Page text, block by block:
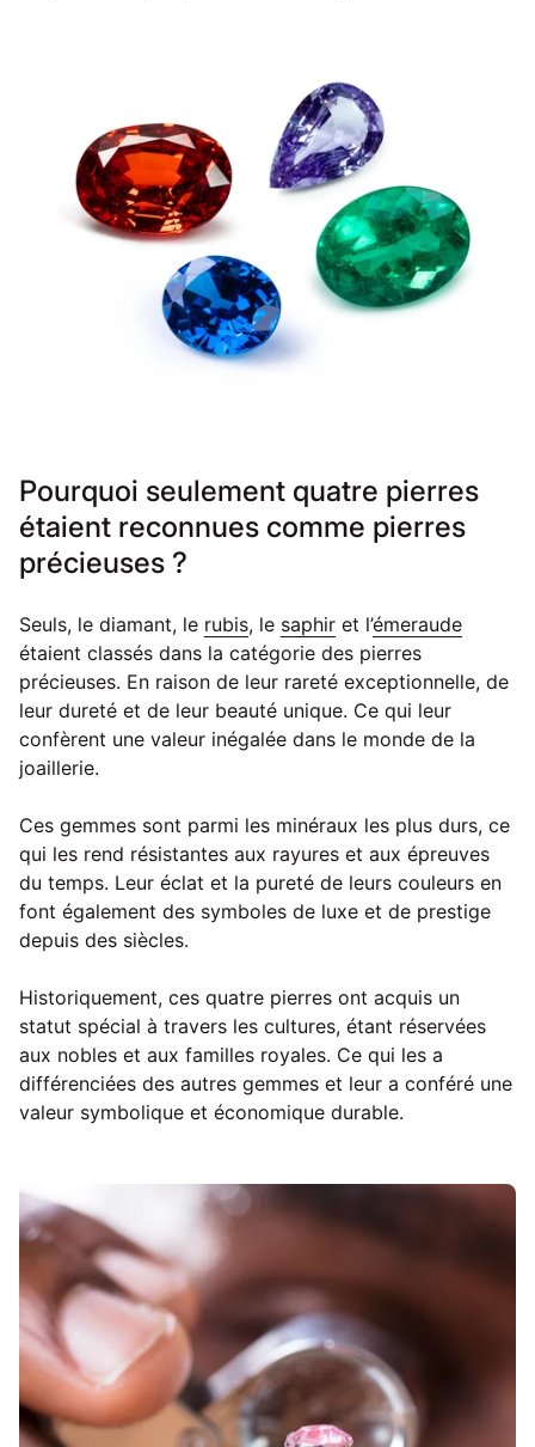
Pourquoi seulement quatre pierres
étaient reconnues comme pierres
précieuses ?
Seuls, le diamant, le rubis, le saphir et l’émeraude
étaient classés dans la catégorie des pierres
précieuses. En raison de leur rareté exceptionnelle, de
leur dureté et de leur beauté unique. Ce qui leur
confèrent une valeur inégalée dans le monde de la
joaillerie.
Ces gemmes sont parmi les minéraux les plus durs, ce
qui les rend résistantes aux rayures et aux épreuves
du temps. Leur éclat et la pureté de leurs couleurs en
font également des symboles de luxe et de prestige
depuis des siècles.
Historiquement, ces quatre pierres ont acquis un
statut spécial à travers les cultures, étant réservées
aux nobles et aux familles royales. Ce qui les a
différenciées des autres gemmes et leur a conféré une
valeur symbolique et économique durable.